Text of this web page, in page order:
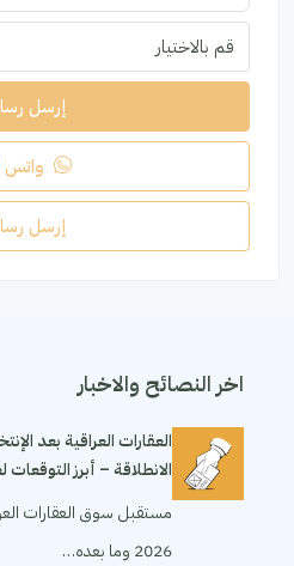
قم بالاختيار
إرسل
واتس
إرسل
اخر النصائح والاخبار
العقارات العراقية بعد
الانطلاقة – أبرز التوقعات
مستقبل سوق العقارات
2026 وما بعده…